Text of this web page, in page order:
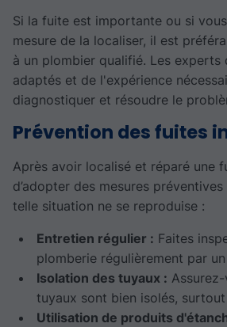
Si la fuite est importante ou si
mesure de la localiser, il est
à un plombier qualifié. Les
adaptés et de l'expérience
diagnostiquer et résoudre le
Prévention des fuites
Après avoir localisé et réparé une
d’adopter des mesures
telle situation ne se reproduise :
Entretien régulier : Faites
plomberie régulièrement par
Isolation des tuyaux :
tuyaux sont bien isolés, surtout
Utilisation de produits